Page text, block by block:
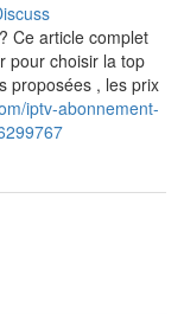
Ce article complet
pour choisir la top
proposées , les prix
iptv-abonnement-